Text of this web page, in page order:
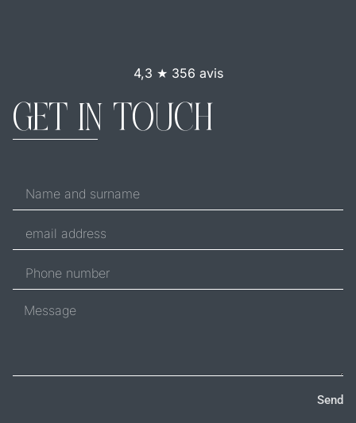
4,3 ★ 356 avis
GET IN TOUCH
Send